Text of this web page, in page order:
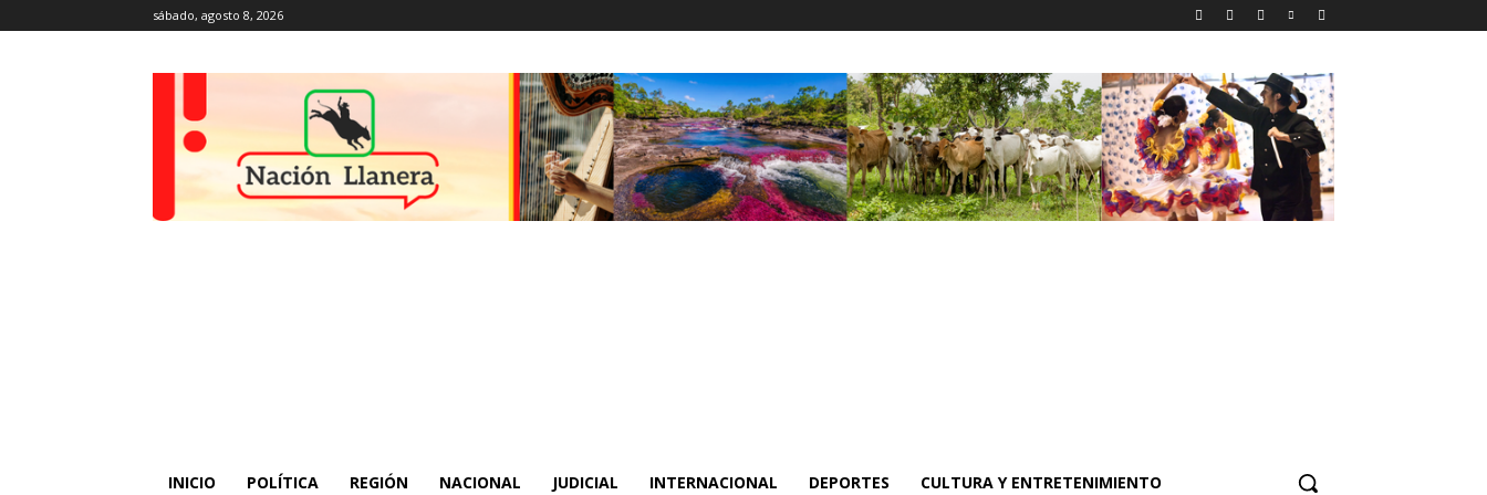
sábado, agosto 8, 2026
INICIO POLÍTICA REGIÓN NACIONAL JUDICIAL INTERNACIONAL DEPORTES CULTURA Y ENTRETENIMIENTO